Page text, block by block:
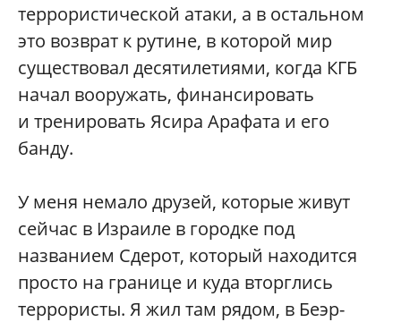
террористической атаки, а в остальном
это возврат к рутине, в которой мир
существовал десятилетиями, когда КГБ
начал вооружать, финансировать
и тренировать Ясира Арафата и его
банду.
У меня немало друзей, которые живут
сейчас в Израиле в городке под
названием Сдерот, который находится
просто на границе и куда вторглись
террористы. Я жил там рядом, в Беэр-